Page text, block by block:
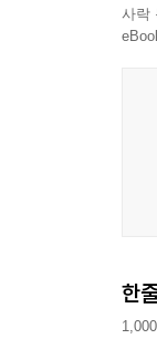
비
사락
한